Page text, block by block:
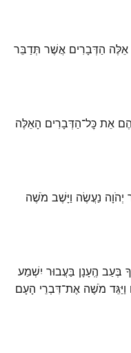
אֵלֶּה הַדְּבָרִים אֲשֶׁר תְּדַבֵּר
אֵת כׇּל־הַדְּבָרִים הָאֵלֶּה
יְהֹוָה נַעֲשֶׂה וַיָּשֶׁב מֹשֶׁה
בְּעַב הֶֽעָנָן בַּעֲבוּר יִשְׁמַע
וַיַּגֵּד מֹשֶׁה אֶת־דִּבְרֵי הָעָם